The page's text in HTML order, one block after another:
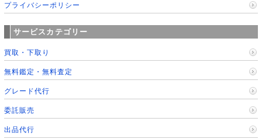
プライバシーポリシー
サービスカテゴリー
買取・下取り
無料鑑定・無料査定
グレード代行
委託販売
出品代行